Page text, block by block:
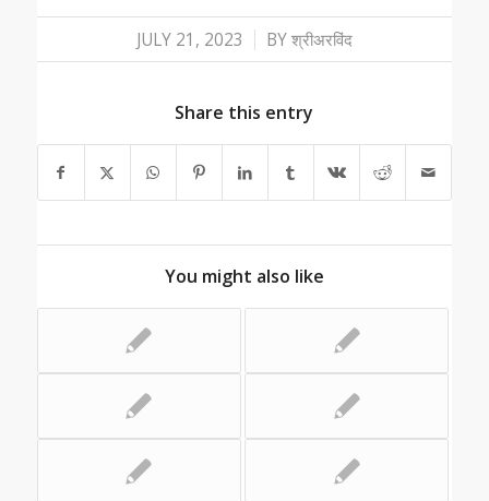
JULY 21, 2023
/ BYश्रीअरविंद
Share this entry
You might also like